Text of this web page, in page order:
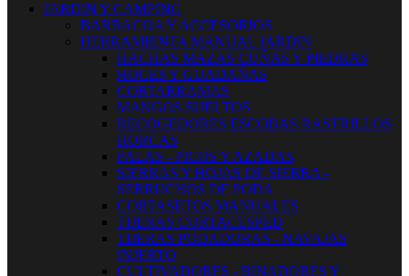
JARDIN Y CAMPING
BARBACOA Y ACCESORIOS
HERRAMIENTA MANUAL JARDIN
HACHAS MAZAS CUÑAS Y PIEDRAS
HOCES Y GUADAÑAS
CORTARRAMAS
MANGOS SUELTOS
RECOGEDORES ESCOBAS RASTRILLOS
HORCAS
PALAS - PICOS Y AZADAS
SIERRAS Y HOJAS DE SIERRA -
SERRUCHOS DE PODA
CORTASETOS MANUALES
TIJERAS CORTACESPED
TIJERAS PODADORAS - NAVAJAS
INJERTO
CULTIVADORES - BINADORES Y